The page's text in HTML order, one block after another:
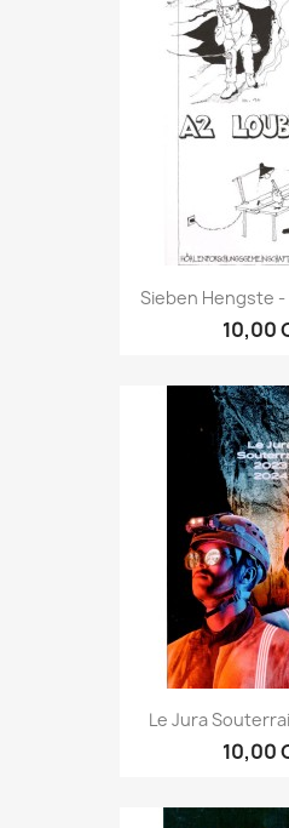
Sieben Hengste -
10,00
Le Jura
10,00